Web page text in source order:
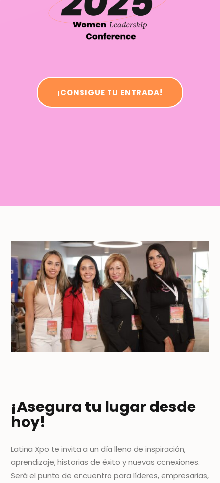
¡CONSIGUE TU ENTRADA!
¡Asegura tu lugar desde
hoy!
Latina Xpo te invita a un día lleno de inspiración,
aprendizaje, historias de éxito y nuevas conexiones.
Será el punto de encuentro para líderes, empresarias,